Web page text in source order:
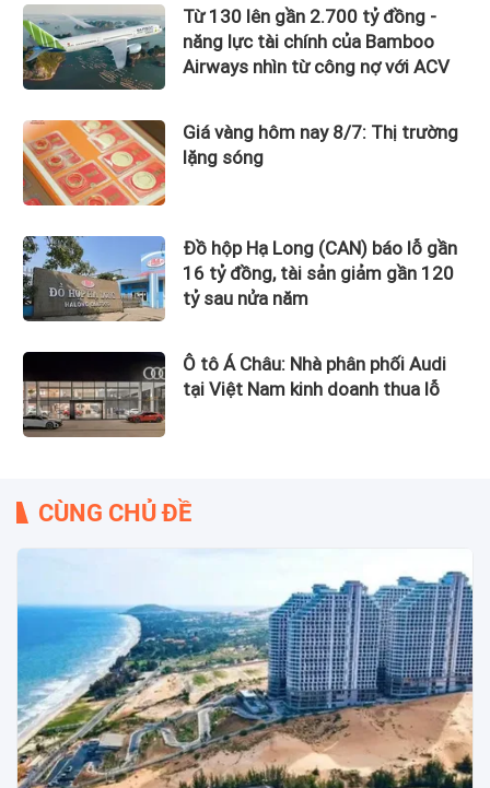
Từ 130 lên gần 2.700 tỷ đồng -
năng lực tài chính của Bamboo
Airways nhìn từ công nợ với ACV
Giá vàng hôm nay 8/7: Thị trường
lặng sóng
Đồ hộp Hạ Long (CAN) báo lỗ gần
16 tỷ đồng, tài sản giảm gần 120
tỷ sau nửa năm
Ô tô Á Châu: Nhà phân phối Audi
tại Việt Nam kinh doanh thua lỗ
CÙNG CHỦ ĐỀ